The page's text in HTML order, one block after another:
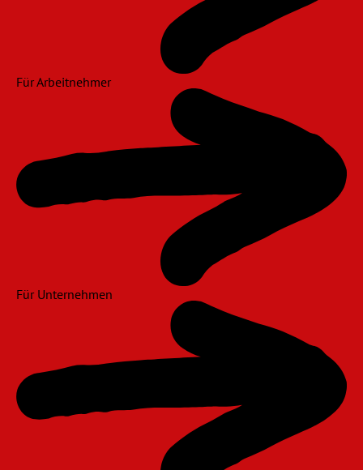
Für Arbeitnehmer
Für Unternehmen